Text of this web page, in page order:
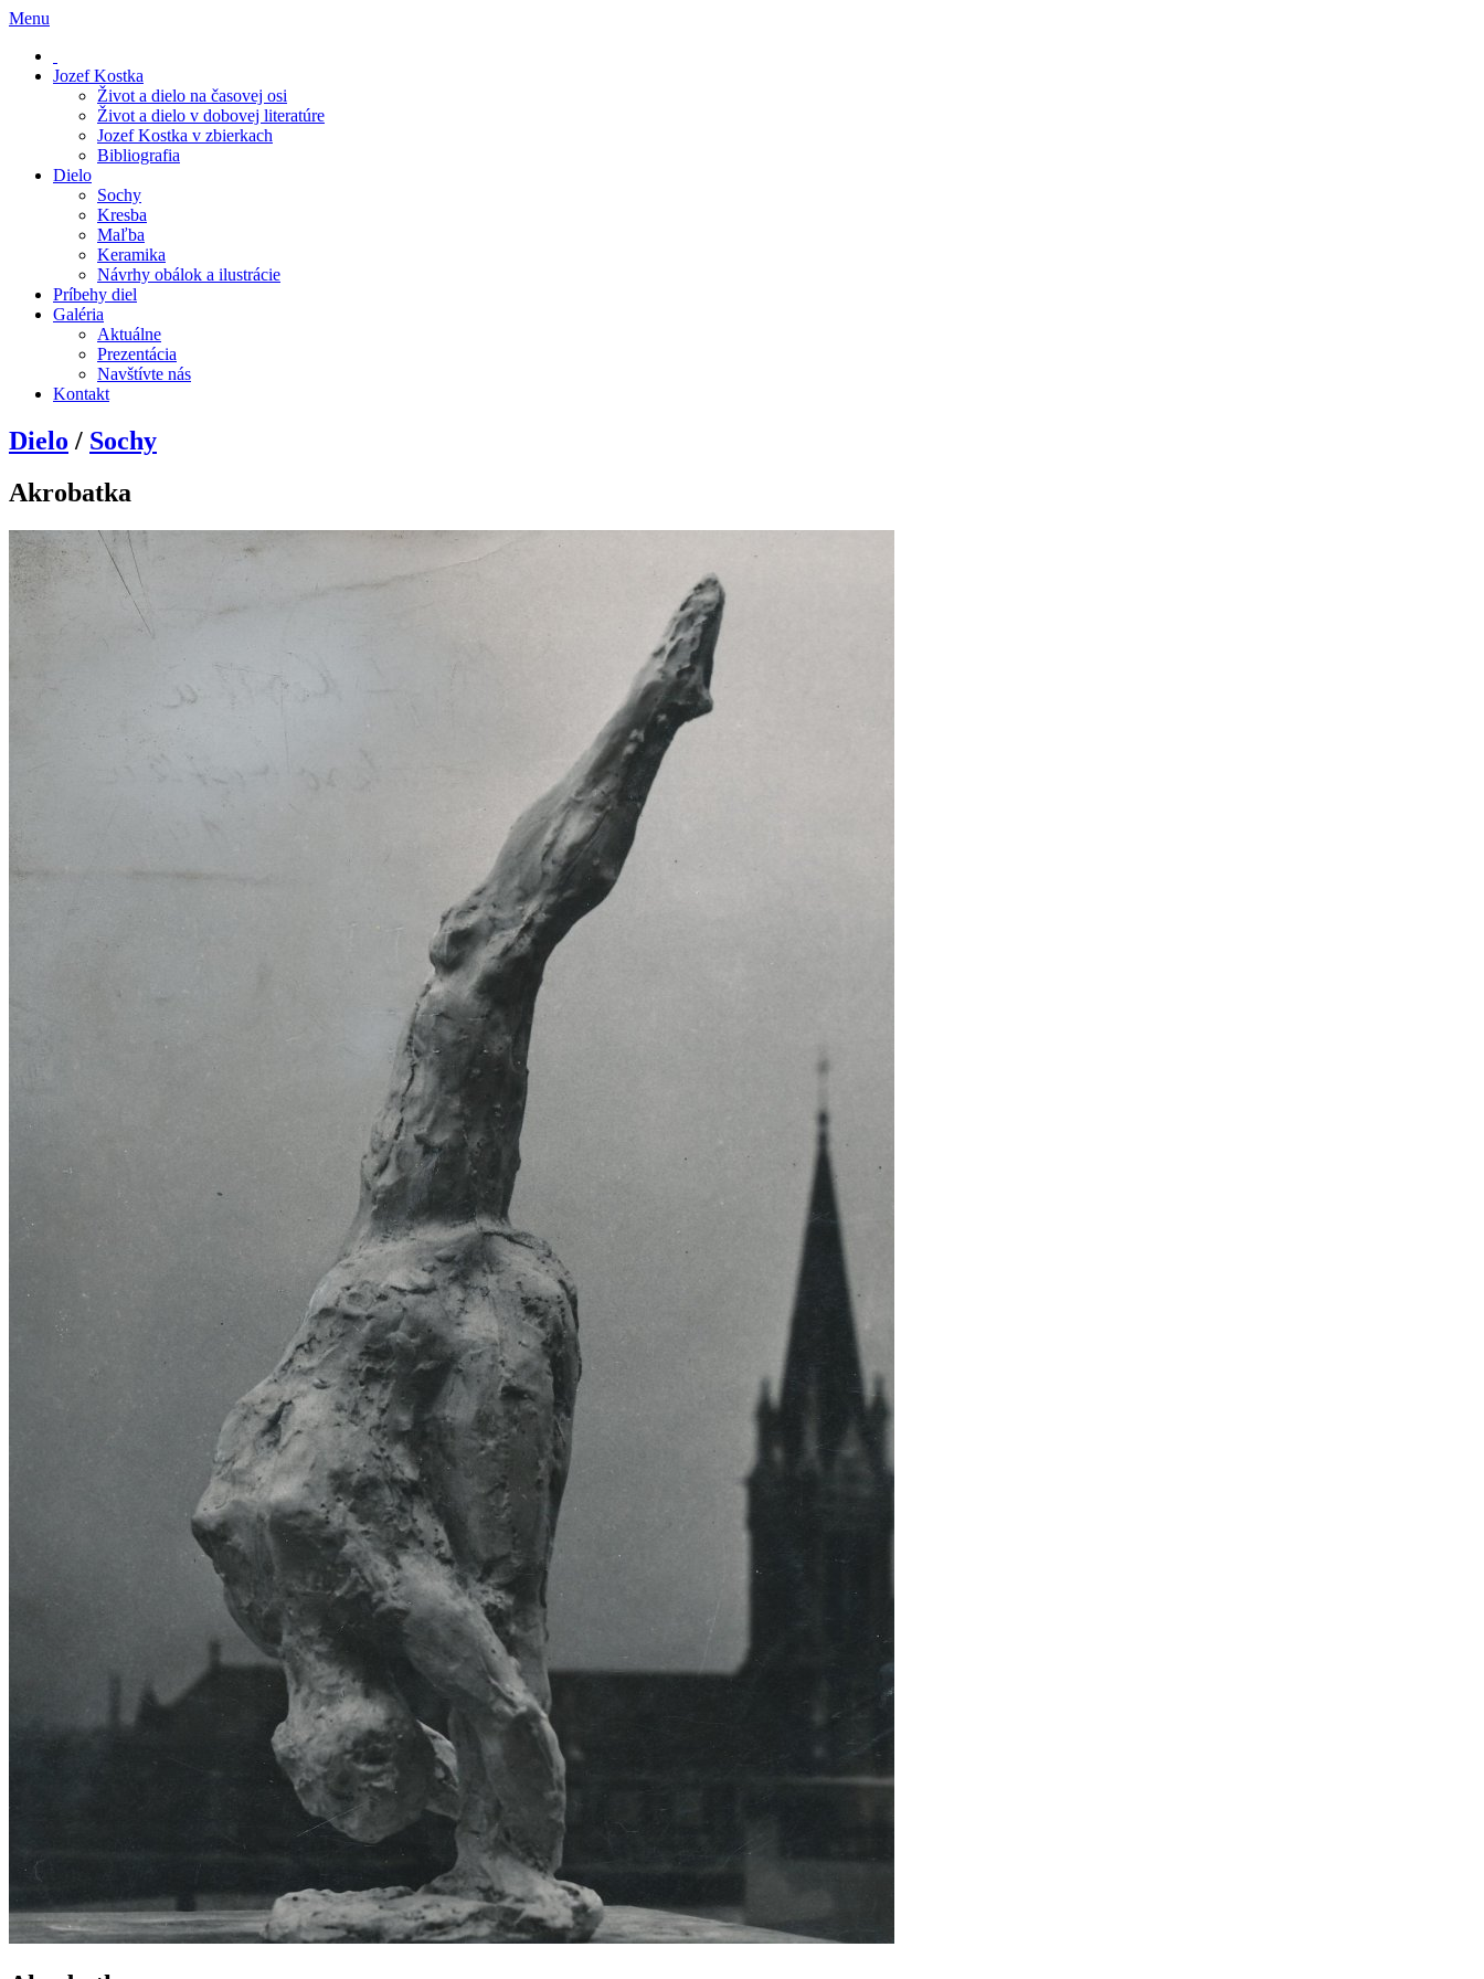
Menu
Jozef Kostka
Život a dielo na časovej osi
Život a dielo v dobovej literatúre
Jozef Kostka v zbierkach
Bibliografia
Dielo
Sochy
Kresba
Maľba
Keramika
Návrhy obálok a ilustrácie
Príbehy diel
Galéria
Aktuálne
Prezentácia
Navštívte nás
Kontakt
Dielo / Sochy
Akrobatka